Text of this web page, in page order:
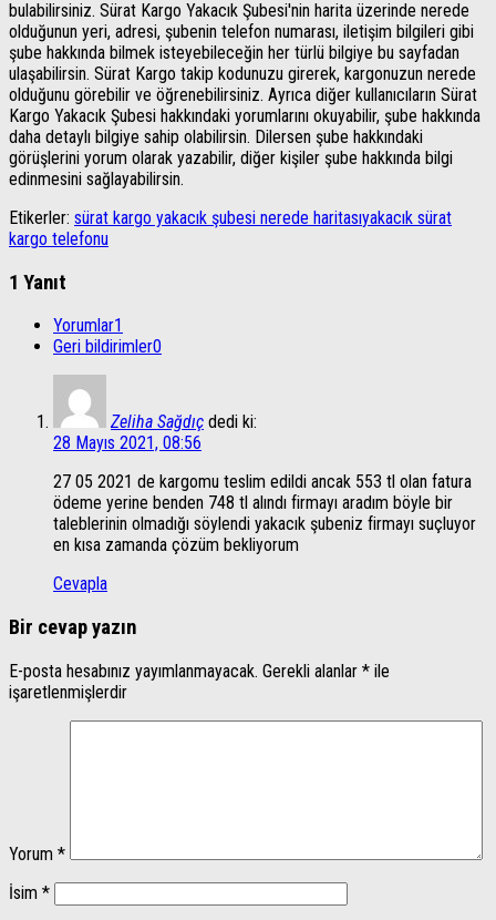
bulabilirsiniz. Sürat Kargo Yakacık Şubesi'nin harita üzerinde nerede
olduğunun yeri, adresi, şubenin telefon numarası, iletişim bilgileri gibi
şube hakkında bilmek isteyebileceğin her türlü bilgiye bu sayfadan
ulaşabilirsin. Sürat Kargo takip kodunuzu girerek, kargonuzun nerede
olduğunu görebilir ve öğrenebilirsiniz. Ayrıca diğer kullanıcıların Sürat
Kargo Yakacık Şubesi hakkındaki yorumlarını okuyabilir, şube hakkında
daha detaylı bilgiye sahip olabilirsin. Dilersen şube hakkındaki
görüşlerini yorum olarak yazabilir, diğer kişiler şube hakkında bilgi
edinmesini sağlayabilirsin.
Etikerler: sürat kargo yakacık şubesi nerede haritasıyakacık sürat
kargo telefonu
1 Yanıt
Yorumlar1
Geri bildirimler0
Zeliha Sağdıç dedi ki:
28 Mayıs 2021, 08:56
27 05 2021 de kargomu teslim edildi ancak 553 tl olan fatura
ödeme yerine benden 748 tl alındı firmayı aradım böyle bir
taleblerinin olmadığı söylendi yakacık şubeniz firmayı suçluyor
en kısa zamanda çözüm bekliyorum
Cevapla
Bir cevap yazın
E-posta hesabınız yayımlanmayacak. Gerekli alanlar * ile
işaretlenmişlerdir
Yorum *
İsim *